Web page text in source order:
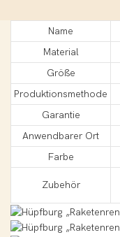
Name
Material
Größe
Produktionsmethode
Garantie
Anwendbarer Ort
Farbe
Zubehör